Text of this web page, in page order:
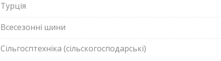
Турція
Всесезонні шини
Сільгосптехніка (сільскогосподарські)